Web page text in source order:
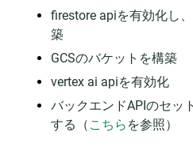
firestore apiを有効化し
築
GCSのバケットを構築
vertex ai apiを有効化
バックエンドAPIのセッ
する（ こちら を参照）